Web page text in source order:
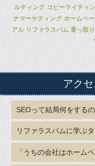
ルティング コピーライティ
ナマーケティング ホームペ
アル リファラスパム 乗っ取り
アク
SEOって結局何をするの
リファラスパムに学ぶ
「うちの会社はホーム